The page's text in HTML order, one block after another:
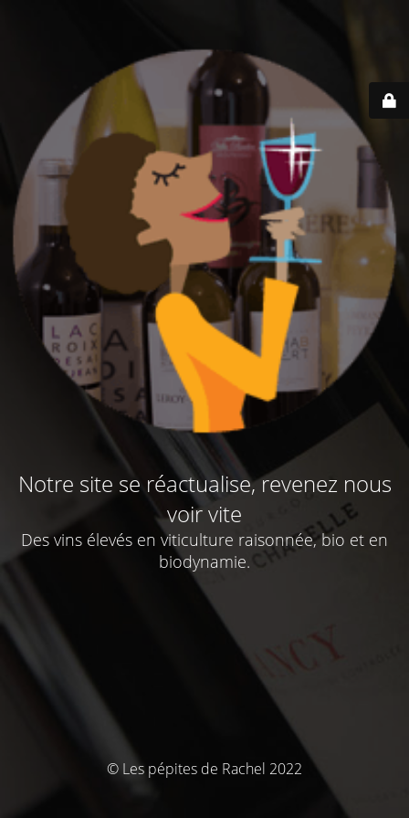
Notre site se réactualise, revenez nous
voir vite
Des vins élevés en viticulture raisonnée, bio et en
biodynamie.
© Les pépites de Rachel 2022